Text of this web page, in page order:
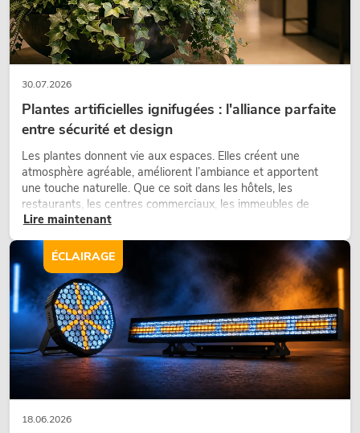
OMNITRONIC Amplificateur XDA-2402
classe D
No. 10451636
Le stock suffit pour env. 12 semaines.
549,00€
30.07.2026
Plantes artificielles ignifugées : l'alliance parfaite
entre sécurité et design
Les plantes donnent vie aux espaces. Elles créent une
atmosphère agréable, améliorent l’ambiance et apportent
une touche naturelle. Que ce soit dans les hôtels, les
restaurants, les centres commerciaux, les immeubles de
bureaux ou sur les stands d’exposition, une végétalisation de
d’aménagement modernes.
Lire maintenant
18.06.2026
ÉCLAIRAGE